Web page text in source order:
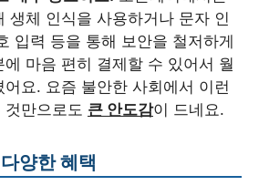
생체 인식을 사용하거나 문자 인
입력 등을 통해 보안을 철저하게
마음 편히 결제할 수 있어서 월
요. 요즘 불안한 사회에서 이런
만으로도 큰 안도감이 드네요.
양한 혜택